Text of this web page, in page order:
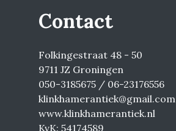
Contact
Folkingestraat 48 - 50
9711 JZ Groningen
050-3185675 / 06-23176556
klinkhamerantiek@gmail.com
www.klinkhamerantiek.nl
KvK: 54174589